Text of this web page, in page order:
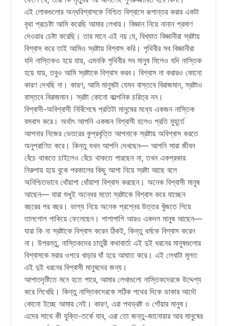
এই লোকগুলোর অন্ধবিশ্বাসকে নিশ্চিত বিশ্বাসে রূপান্তর করার একটা
বৃথা প্রচেষ্টা আমি করেছি আমার লেখায়। বিজ্ঞান নিয়ে নানান প্রমাণ
দেওয়ার চেষ্টা করেছি। তার মানে এই নয় যে, বিখ্যাত বিজ্ঞানীরা স্রষ্টায়
বিশ্বাস করে তাই আমিও স্রষ্টায় বিশ্বাস করি। পৃথিবীর সব বিজ্ঞানীরা
যদি নাস্তিকও হয়ে যায়, এমনকি পৃথিবীর সব মানুষ মিলেও যদি নাস্তিক
হয়ে যায়, তবুও আমি স্রষ্টাকে বিশ্বাস করব। বিশ্বাস না করারও কোনো
কারণ দেখছি না। কারণ, আমি মানুষটা যেমন বাস্তবে বিরাজমান, স্রষ্টাও
বাস্তবে বিরাজমান। স্রষ্টা কোনো কাল্পনিক চরিত্র নন।
বিশ্বাসী-অবিশ্বাসী নির্বিশেষে প্রতিটা মানুষের মধ্যে একজন নাস্তিক
বসবাস করে। অর্থাৎ আপনি একজন বিশ্বাসী হলেও প্রতি মুহূর্তে
আপনার নিজের ভেতরের কুপ্রবৃত্তি আপনাকে স্রষ্টায় অবিশ্বাস করতে
অনুপ্রাণিত করে। কিন্তু যখন আপনি দেখছেন— আপনি সারা জীবন
বেঁচে থাকতে চাইলেও বেঁচে থাকতে পারছেন না, তখন একপ্রকার
নিরুপায় হয়ে বুকে পরকালের কিছু আশা নিয়ে স্রষ্টা আছে বলে
অনিশ্চিতভাবে ধোঁয়াশা ধোঁয়াশা বিশ্বাস করছেন। অনেক বিশ্বাসী মানুষ
আছেন— যারা শুধুই অন্ধের মতো স্রষ্টাকে বিশ্বাস করে যাচ্ছেন
বছরের পর বছর। ভাগ্য নিয়ে অনেক প্রশ্নের উত্তর খুঁজতে গিয়ে
তালগোল পাকিয়ে ফেলেছেন। পাশাপাশি আরও একদল মানুষ আছেন—
যারা কি না স্রষ্টাকে বিশ্বাস করেন ঠিকই, কিন্তু ধর্মকে বিশ্বাস করেন
না। উপরন্তু, নাস্তিকদের চাতুরী কথাবার্তা এই দুই ধরনের মানুষগুলোর
বিশ্বাসকে মরার ওপরে খাড়ার ঘাঁ হয়ে আঘাত করে। এই লেখাটা মূলত
এই দুই ধরনের বিশ্বাসী মানুষদের জন্য।
আপাতদৃষ্টিতে মনে হতে পারে, আমার লেখাগুলো নাস্তিকদেরকে উদ্দেশ্য
করে লিখেছি। কিন্তু নাস্তিকদেরকে সঠিক পথের দিকে ডাকার আদৌ
কোনো ইচ্ছে আমার নেই। কারণ, এরা পথভ্রষ্ট ও গোঁয়ার মানুষ।
এদের সাথে কী যুক্তি-তর্কে যাব, এরা তো জন্তু-জানোয়ার আর মানুষের